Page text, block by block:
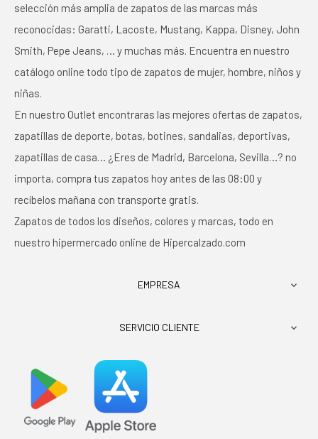
selección más amplia de zapatos de las marcas más
reconocidas: Garatti, Lacoste, Mustang, Kappa, Disney, John
Smith, Pepe Jeans, … y muchas más. Encuentra en nuestro
catálogo online todo tipo de zapatos de mujer, hombre, niños y
niñas.
En nuestro Outlet encontraras las mejores ofertas de zapatos,
zapatillas de deporte, botas, botines, sandalias, deportivas,
zapatillas de casa… ¿Eres de Madrid, Barcelona, Sevilla…? no
importa, compra tus zapatos hoy antes de las 08:00 y
recíbelos mañana con transporte gratis.
Zapatos de todos los diseños, colores y marcas, todo en
nuestro hipermercado online de Hipercalzado.com
EMPRESA 
SERVICIO CLIENTE 